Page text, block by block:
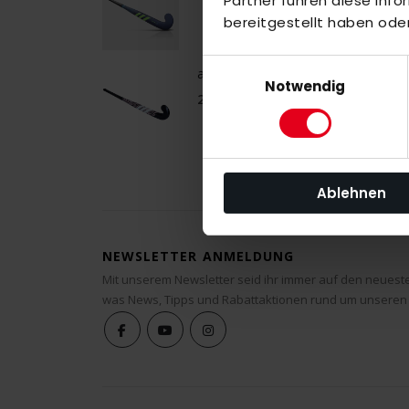
bereitgestellt haben
Notwendig
Ablehnen
adidas Ina .75 26/27 Black-Lilac-
230,00 €
NEWSLETTER ANMELDUNG
Mit unserem Newsletter seid ihr immer auf den
was News, Tipps und Rabattaktionen rund um